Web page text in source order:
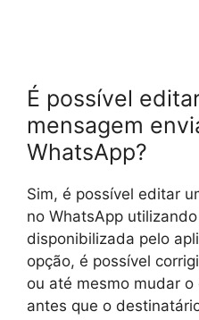
É possível
mensagem
WhatsApp?
Sim, é possível editar
no WhatsApp
disponibilizada pelo
opção, é possível
ou até mesmo mudar
antes que o